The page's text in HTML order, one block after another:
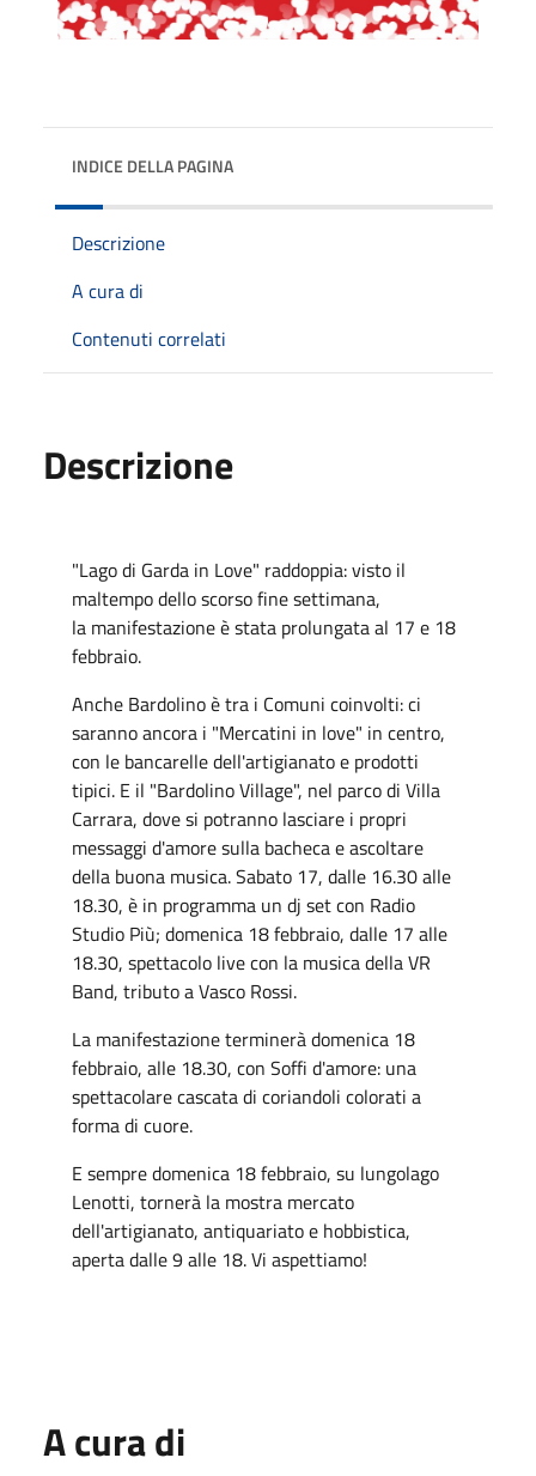
INDICE DELLA PAGINA
Descrizione
A cura di
Contenuti correlati
Descrizione
"Lago di Garda in Love" raddoppia: visto il
maltempo dello scorso fine settimana,
la manifestazione è stata prolungata al 17 e 18
febbraio.
Anche Bardolino è tra i Comuni coinvolti: ci
saranno ancora i "Mercatini in love" in centro,
con le bancarelle dell'artigianato e prodotti
tipici. E il "Bardolino Village", nel parco di Villa
Carrara, dove si potranno lasciare i propri
messaggi d'amore sulla bacheca e ascoltare
della buona musica. Sabato 17, dalle 16.30 alle
18.30, è in programma un dj set con Radio
Studio Più; domenica 18 febbraio, dalle 17 alle
18.30, spettacolo live con la musica della VR
Band, tributo a Vasco Rossi.
La manifestazione terminerà domenica 18
febbraio, alle 18.30, con Soffi d'amore: una
spettacolare cascata di coriandoli colorati a
forma di cuore.
E sempre domenica 18 febbraio, su lungolago
Lenotti, tornerà la mostra mercato
dell'artigianato, antiquariato e hobbistica,
aperta dalle 9 alle 18. Vi aspettiamo!
A cura di